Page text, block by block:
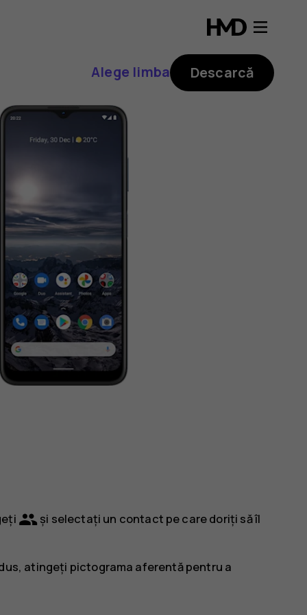
Alege limba Descarcă
group și selectați un contact pe care doriți să îl
atingeți pictograma aferentă pentru a